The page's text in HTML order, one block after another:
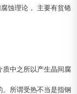
蚀理论， 主要有贫铬
质中之所以产生晶间腐
所谓受热不当是指钢